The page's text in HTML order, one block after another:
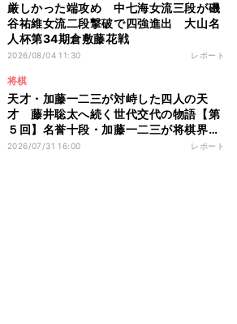
厳しかった端攻め 中七海女流三段が磯
谷祐維女流二段撃破で四強進出 大山名
人杯第34期倉敷藤花戦
2026/08/04 11:30 レポート
将棋
天才・加藤一二三が対峙した四人の天
才 藤井聡太へ続く世代交代の物語【第
５回】名誉十段・加藤一二三が将棋界に
残したもの
2026/07/31 16:00 レポート